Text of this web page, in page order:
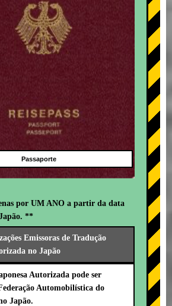
Passaporte
por UM ANO a partir da data
**
Emissoras de Tradução
no Japão
Autorizada pode ser
Automobilística do
Japão.